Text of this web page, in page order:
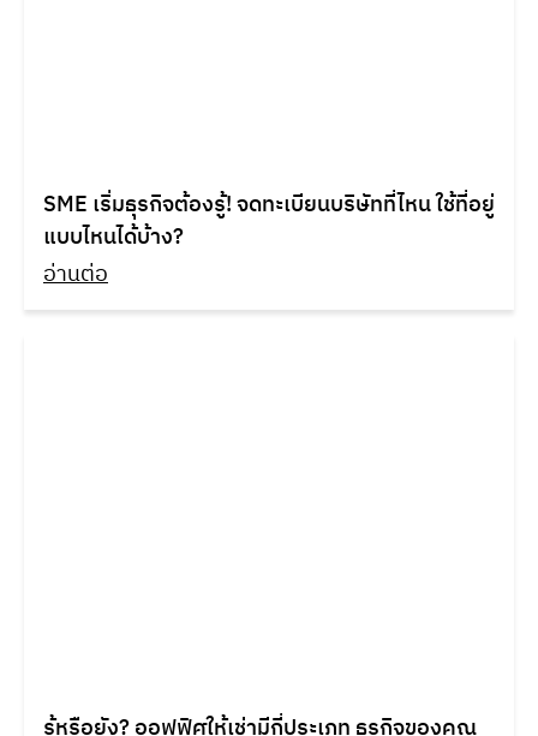
SME เริ่มธุรกิจต้องรู้! จดทะเบียนบริษัทที่ไหน ใช้ที่อยู่
แบบไหนได้บ้าง?
อ่านต่อ